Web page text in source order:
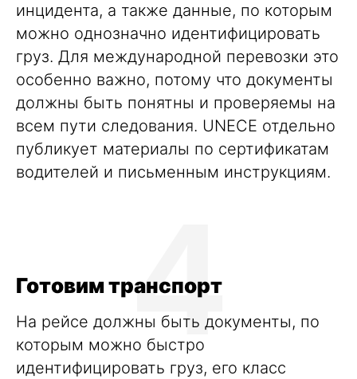
инцидента, а также данные, по которым
можно однозначно идентифицировать
груз. Для международной перевозки это
особенно важно, потому что документы
должны быть понятны и проверяемы на
всем пути следования. UNECE отдельно
публикует материалы по сертификатам
водителей и письменным инструкциям.
Готовим транспорт
На рейсе должны быть документы, по
которым можно быстро
идентифицировать груз, его класс
4